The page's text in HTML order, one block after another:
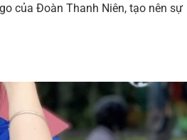
của Đoàn Thanh Niên, tạo nên sự